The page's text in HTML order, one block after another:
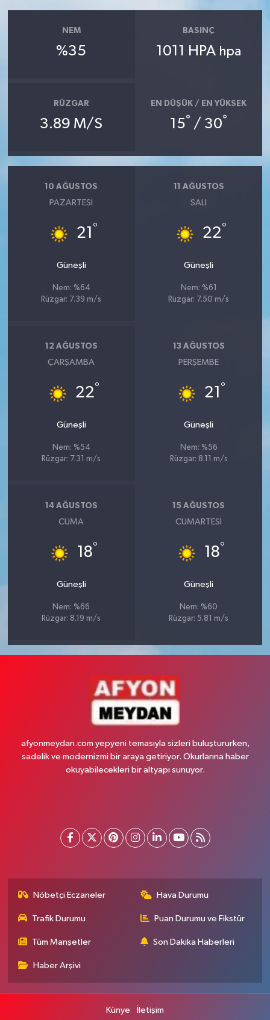
NEM
%35
BASINÇ
1011 HPA hpa
RÜZGAR
3.89 M/S
EN DÜŞÜK / EN YÜKSEK
15° / 30°
10 AĞUSTOS
PAZARTESI
21 °
Güneşli
Nem: %64
Rüzgar: 7.39 m/s
11 AĞUSTOS
SALI
22°
Güneşli
Nem: %61
Rüzgar: 7.50 m/s
12 AĞUSTOS
ÇARŞAMBA
22°
Güneşli
Nem: %54
Rüzgar: 7.31 m/s
13 AĞUSTOS
PERŞEMBE
21 °
Güneşli
Nem: %56
Rüzgar: 8.11 m/s
14 AĞUSTOS
CUMA
18°
Güneşli
Nem: %66
Rüzgar: 8.19 m/s
15 AĞUSTOS
CUMARTESI
18°
Güneşli
Nem: %60
Rüzgar: 5.81 m/s
afyonmeydan.com yepyeni temasıyla sizleri buluştururken,
sadelik ve modernizmi bir araya getiriyor. Okurlarına haber
okuyabilecekleri bir altyapı sunuyor.
Nöbetçi Eczaneler Hava Durumu
Trafik Durumu Puan Durumu ve Fikstür
Tüm Manşetler Son Dakika Haberleri
Haber Arşivi
Künye İletişim